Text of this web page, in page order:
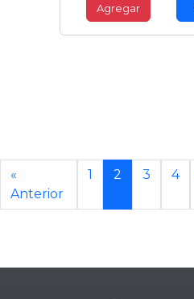
Agregar
«
Anterior
1 2 3 4